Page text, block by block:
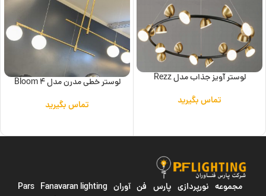
لوستر آویز جذاب مدل Rezz
تماس بگیرید
لوستر خطی مدرن مدل 4 Bloom
تماس بگیرید
مجموعه نورپردازی پارس فن آوران Pars Fanavaran lighting